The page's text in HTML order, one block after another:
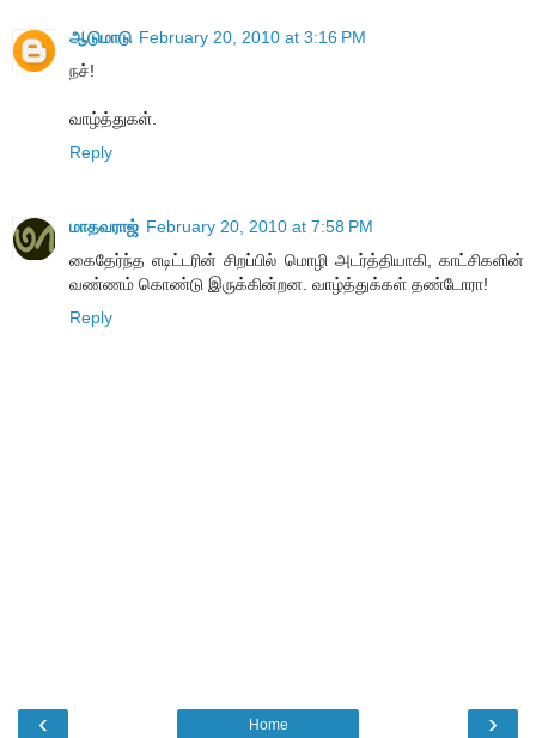
ஆடுமாடு February 20, 2010 at 3:16 PM
நச்!
வாழ்த்துகள்.
Reply
மாதவராஜ் February 20, 2010 at 7:58 PM
கைதேர்ந்த எடிட்டரின் சிறப்பில் மொழி அடர்த்தியாகி, காட்சிகளின்
வண்ணம் கொண்டு இருக்கின்றன. வாழ்த்துக்கள் தண்டோரா!
Reply
‹ ›
Home